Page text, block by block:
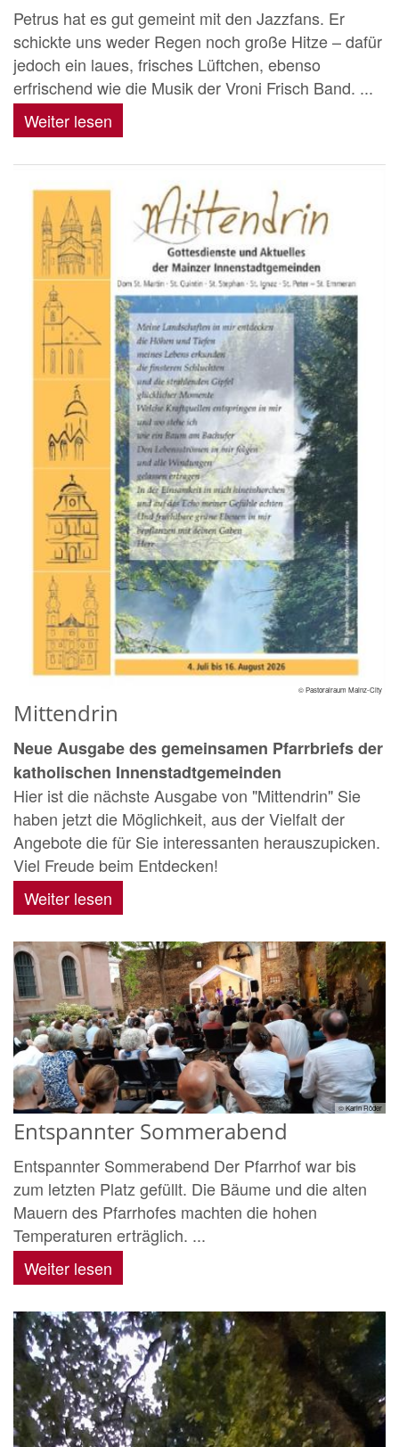
Petrus hat es gut gemeint mit den Jazzfans. Er
schickte uns weder Regen noch große Hitze – dafür
jedoch ein laues, frisches Lüftchen, ebenso
erfrischend wie die Musik der Vroni Frisch Band. ...
Weiter lesen
© Pastoralraum Mainz-City
Mittendrin
Neue Ausgabe des gemeinsamen Pfarrbriefs der
katholischen Innenstadtgemeinden
Hier ist die nächste Ausgabe von "Mittendrin" Sie
haben jetzt die Möglichkeit, aus der Vielfalt der
Angebote die für Sie interessanten herauszupicken.
Viel Freude beim Entdecken!
Weiter lesen
© Karin Röder
Entspannter Sommerabend
Entspannter Sommerabend Der Pfarrhof war bis
zum letzten Platz gefüllt. Die Bäume und die alten
Mauern des Pfarrhofes machten die hohen
Temperaturen erträglich. ...
Weiter lesen